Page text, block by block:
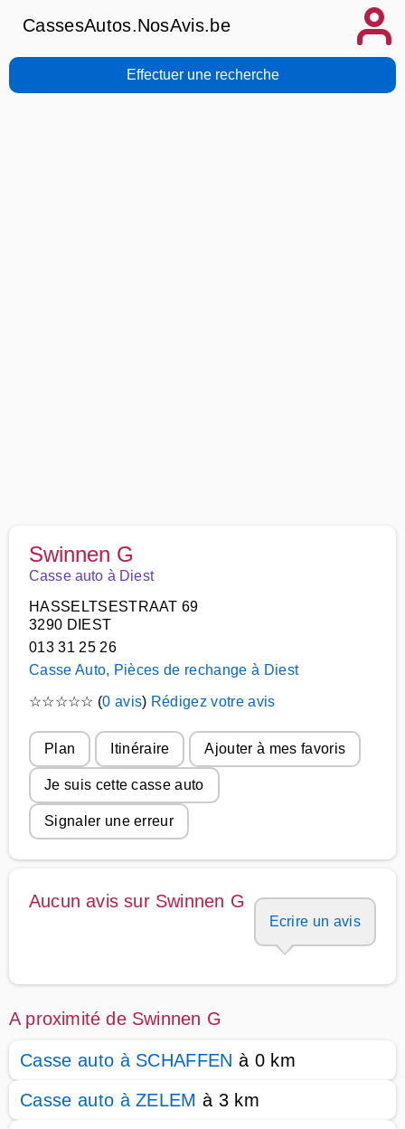
CassesAutos.NosAvis.be
Effectuer une recherche
Swinnen G
Casse auto à Diest
HASSELTSESTRAAT 69
3290 DIEST
013 31 25 26
Casse Auto, Pièces de rechange à Diest
☆☆☆☆☆ (0 avis) Rédigez votre avis
Plan Itinéraire Ajouter à mes favoris
Je suis cette casse auto
Signaler une erreur
Aucun avis sur Swinnen G
Ecrire un avis
A proximité de Swinnen G
Casse auto à SCHAFFEN à 0 km
Casse auto à ZELEM à 3 km